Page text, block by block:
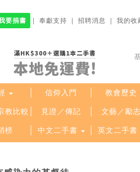
要捐書 ｜ 奉獻支持 ｜ 招聘消息 ｜ 我的收
滿HK$300＋選購1本二手書
本地免運費!
信仰入門 教會歷史
教比較 見證／傳記 文藝／勵志
榜 中文二手書 英文二手書